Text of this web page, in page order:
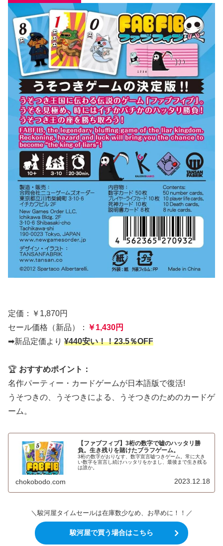
定価：￥1,870円
セール価格（新品）： ￥1,430円
➡新品定価より ¥440安い！！23.5％OFF
🏆 おすすめポイント：
名作パーティー・カードゲームが日本語版で復活!
うそつきの、うそつきによる、うそつきのためのカードゲ
ーム。
【ファブフィブ】3桁の数字で嘘のハッタリ勝
負。生き残りを賭けたブラフゲーム。
3桁の数字がおりなす、数字宣言嘘つきゲーム。常に大き
い数字を宣言し続けハッタリをかまし、最後まで生き残る
は誰か。
chokobodo.com 2023.12.18
＼駿河屋タイムセールは在庫数少なめ、お早めに！！／
駿河屋で買う場合はこちら